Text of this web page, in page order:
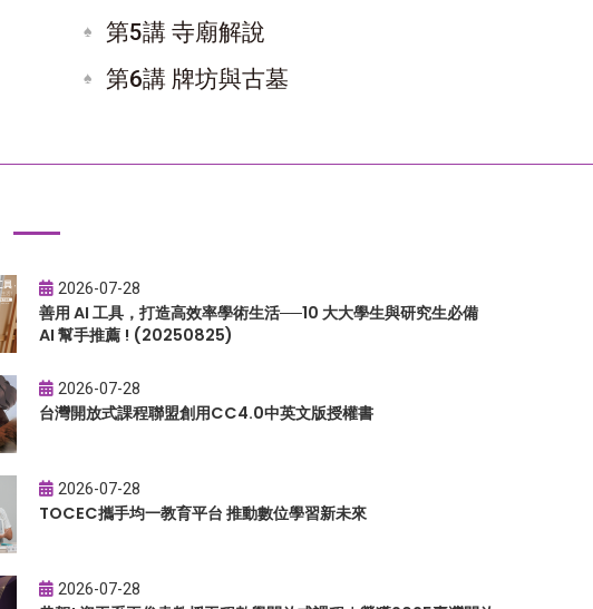
第5講 寺廟解說
第6講 牌坊與古墓
2026-07-28
善用 AI 工具，打造高效率學術生活──10 大大學生與研究生必備
AI 幫手推薦 ! (20250825)
2026-07-28
台灣開放式課程聯盟創用CC4.0中英文版授權書
2026-07-28
TOCEC攜手均一教育平台 推動數位學習新未來
2026-07-28